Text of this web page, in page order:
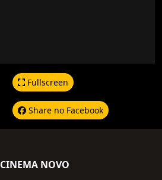
Fullscreen
Share no Facebook
CINEMA NOVO